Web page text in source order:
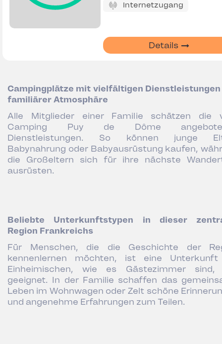
Internetzugang
Details
Campingplätze mit vielfältigen Dienstleistungen
familiärer Atmosphäre
Alle Mitglieder einer Familie schätzen die
Camping Puy de Dôme
Dienstleistungen. So können junge
Babynahrung oder Babyausrüstung kaufen,
die Großeltern sich für ihre nächste
ausrüsten.
Beliebte Unterkunftstypen in dieser
Region Frankreichs
Für Menschen, die die Geschichte der
kennenlernen möchten, ist eine
Einheimischen, wie es Gästezimmer sind,
geeignet. In der Familie schaffen das
Leben im Wohnwagen oder Zelt schöne
und angenehme Erfahrungen zum Teilen.